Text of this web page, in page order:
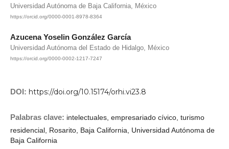
Universidad Autónoma de Baja California, México
https://orcid.org/0000-0001-8978-8364
Azucena Yoselin González García
Universidad Autónoma del Estado de Hidalgo, México
https://orcid.org/0000-0002-1217-7247
DOI: https://doi.org/10.15174/orhi.vi23.8
Palabras clave: intelectuales, empresariado cívico, turismo
residencial, Rosarito, Baja California, Universidad Autónoma de
Baja California